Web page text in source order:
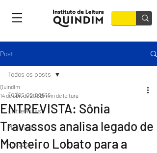
Post
Todos os posts
Entrevistas
Matérias
Podcast
Todos os posts
ENTREVISTA: Sônia
Travassos analisa legado de
Monteiro Lobato para a
Quindim
14 de abr. de 20215 min de leitura